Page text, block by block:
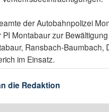
der Autobahnpolizei
Montabaur zur
Ransbach-Baumbach,
im Einsatz.
die Redaktion